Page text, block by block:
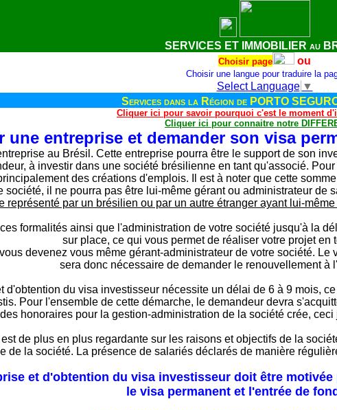
SERVICES ET IMMOBILIER au
Choisir page ou
Choisir une langue pour traduire la
Select Language ▼
Services dans la Région de PORTO
Cliquer ici pour savoir pourquoi c'est le moment
Cliquer ici pour connaitre notre
une entreprise et demander son visa
au Brésil. Cette entreprise pourra être le support de son
à investir dans une société brésilienne en tant qu'associé.
des créations d'emplois. Il est à noter que cette
société, il ne pourra pas être lui-même gérant ou administrateur
représenté par un brésilien ou par un autre étranger ayant lui-
formalités ainsi que l'administration de votre société jusqu'à la
sur place, ce qui vous permet de réaliser votre projet en
devenez vous même gérant-administrateur de votre société.
sera donc nécessaire de demander le renouvellement à
d'obtention du visa investisseur nécessite un délai de 6 à 9 mois,
Pour l'ensemble de cette démarche, le demandeur devra
honoraires pour la gestion-administration de la société crée,
de plus en plus regardante sur les raisons et objectifs de la
de la société. La présence de salariés déclarés de manière
et d'obtention du visa investisseur doit être
le visa permanent et l'entrée de